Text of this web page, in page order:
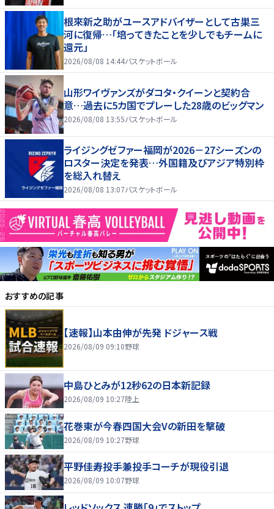
根來新之助がユースアドバイザーとして古巣三
河に復帰…「培ってきたことを少しでもチームに
還元」
2026/08/08 14:44バスケットボール
山形ワイヴァンズがダコタ・クイーンと契約合
意…過去に5カ国でプレーした28歳のビッグマン
2026/08/08 13:55バスケットボール
ライジングゼファー福岡が2026－27シーズンの
ロスター決定を発表…外国籍及びアジア特別枠
を総入れ替え
2026/08/08 13:07バスケットボール
おすすめの記事
【速報】山本由伸が先発 ドジャース戦
2026/08/09 09:10野球
中島ひとみが12秒62の日本新記録
2026/08/09 10:27陸上
花巻東が今春四国大会Vの新田を撃破
2026/08/09 10:27野球
平野佳寿投手兼投手コーチが現役引退
2026/08/09 10:07野球